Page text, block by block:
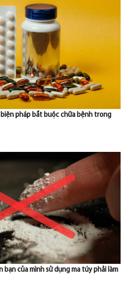
pháp bắt buộc chữa bệnh trong
bạn của mình sử dụng ma túy phải làm